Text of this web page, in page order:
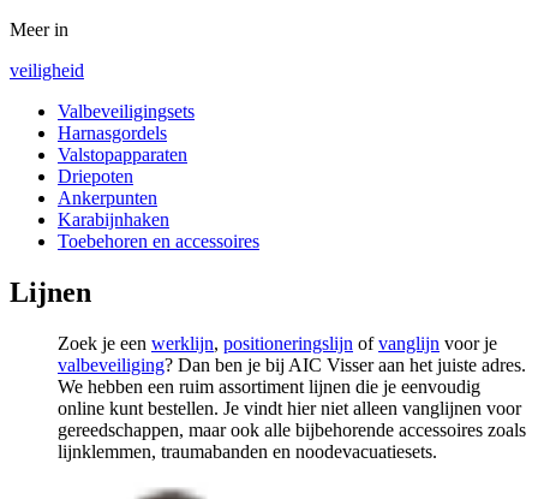
Meer in
veiligheid
Valbeveiligingsets
Harnasgordels
Valstopapparaten
Driepoten
Ankerpunten
Karabijnhaken
Toebehoren en accessoires
Lijnen
Zoek je een werklijn, positioneringslijn ofvanglijn voor je
valbeveiliging? Dan ben je bij AIC Visser aan het juiste adres.
We hebben een ruim assortiment lijnen die je eenvoudig
online kunt bestellen. Je vindt hier niet alleen vanglijnen voor
gereedschappen, maar ook alle bijbehorende accessoires zoals
lijnklemmen, traumabanden en noodevacuatiesets.